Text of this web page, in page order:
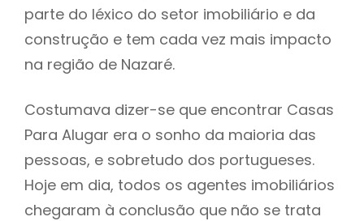
parte do léxico do setor imobiliário e da
construção e tem cada vez mais impacto
na região de Nazaré.
Costumava dizer-se que encontrar Casas
Para Alugar era o sonho da maioria das
pessoas, e sobretudo dos portugueses.
Hoje em dia, todos os agentes imobiliários
chegaram à conclusão que não se trata